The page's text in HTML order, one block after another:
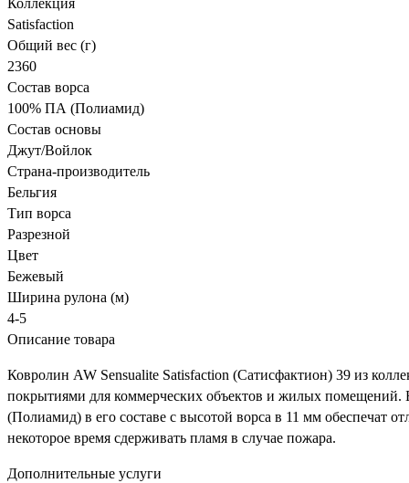
Коллекция
Satisfaction
Общий вес (г)
2360
Состав ворса
100% ПА (Полиамид)
Состав основы
Джут/Войлок
Страна-производитель
Бельгия
Тип ворса
Разрезной
Цвет
Бежевый
Ширина рулона (м)
4-5
Описание товара
Ковролин AW Sensualite Satisfaction (Сатисфактион) 39 из
покрытиями для коммерческих объектов и жилых помещений.
(Полиамид) в его составе с высотой ворса в 11 мм обеспечат
некоторое время сдерживать пламя в случае пожара.
Дополнительные услуги